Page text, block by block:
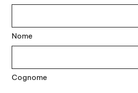
Nome
Cognome